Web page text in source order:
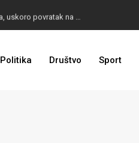
Politika Društvo Sport